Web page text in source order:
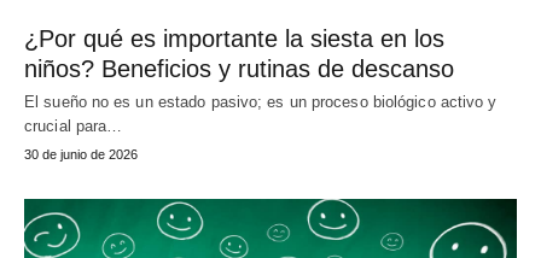
¿Por qué es importante la siesta en los
niños? Beneficios y rutinas de descanso
El sueño no es un estado pasivo; es un proceso biológico activo y
crucial para…
30 de junio de 2026